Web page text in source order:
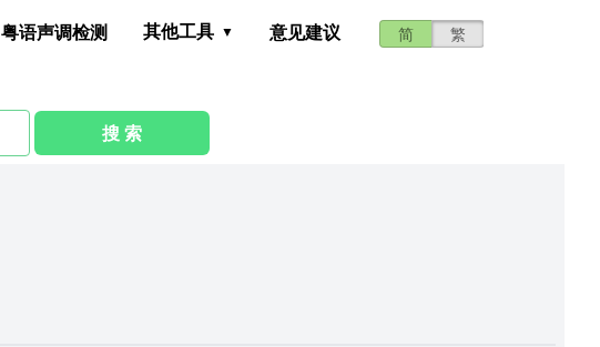
简 繁
粤语声调检测 其他工具 意见建议
搜 索